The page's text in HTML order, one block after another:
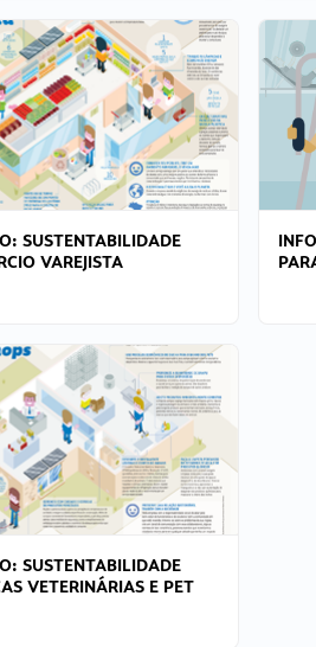
SUSTENTABILIDADE
VAREJISTA
SUSTENTABILIDADE
VETERINÁRIAS E PET